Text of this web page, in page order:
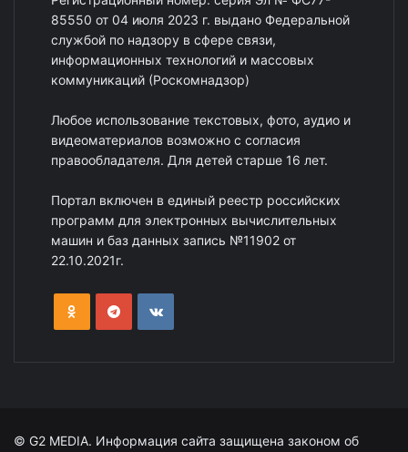
85550 от 04 июля 2023 г. выдано Федеральной
службой по надзору в сфере связи,
информационных технологий и массовых
коммуникаций (Роскомнадзор)
Любое использование текстовых, фото, аудио и
видеоматериалов возможно с согласия
правообладателя. Для детей старше 16 лет.
Портал включен в единый реестр российских
программ для электронных вычислительных
машин и баз данных запись №11902 от
22.10.2021г.
© G2 MEDIA. Информация сайта защищена законом об